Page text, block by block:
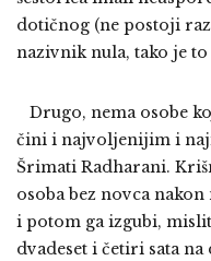
dotičnog (ne postoji
nazivnik nula, tako je
Drugo, nema osobe
čini i najvoljenijim i
Šrimati Radharani.
osoba bez novca
i potom ga izgubi,
dvadeset i četiri sata